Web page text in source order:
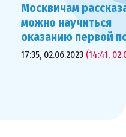
Москвичам
можно научиться
оказанию первой
17:35, 02.06.2023 (14:41,